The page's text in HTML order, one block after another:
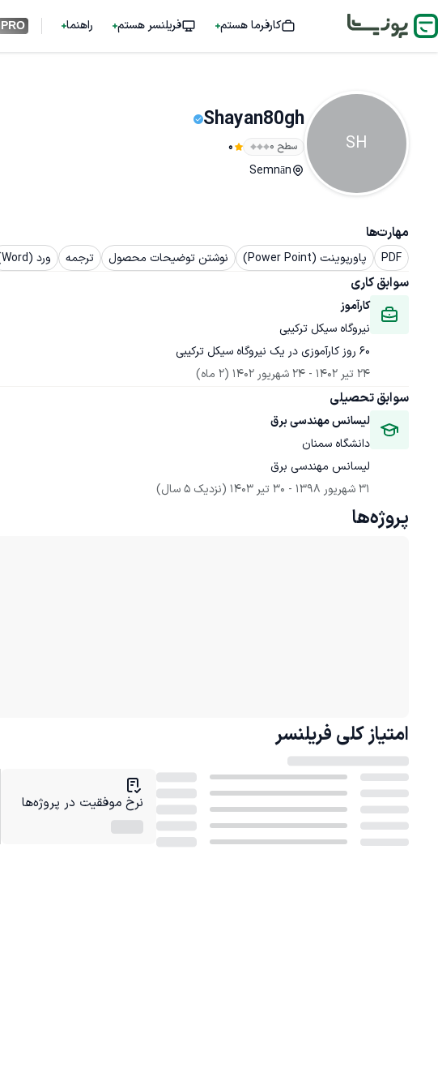
کارفرما هستم فریلنسر هستم راهنما PRO
SH
Shayan80gh
سطح ۰ 0
Semnān
مهارت‌ها
PDF پاورپوینت (Power Point) نوشتن توضیحات محصول ترجمه ورد (Word)
سوابق کاری
کارآموز
نیروگاه سیکل ترکیبی
60 روز کارآموزی در یک نیروگاه سیکل ترکیبی
24 تیر 1402
- 24 شهریور 1402 (2 ماه)
سوابق تحصیلی
لیسانس مهندسی برق
دانشگاه سمنان
لیسانس مهندسی برق
31 شهریور 1398
- 30 تیر 1403 (نزدیک 5 سال)
پروژه‌ها
امتیاز کلی فریلنسر
نرخ موفقیت در پروژه‌ها